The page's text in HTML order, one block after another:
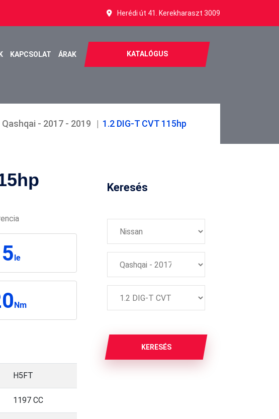
Herédi út 41. Kerekharaszt 3009
KAPCSOLAT ÁRAK KATALÓGUS
Qashqai - 2017 - 2019 1.2 DIG-T CVT 115hp
le
Nm
H5FT
1197 CC
Keresés
KERESÉS